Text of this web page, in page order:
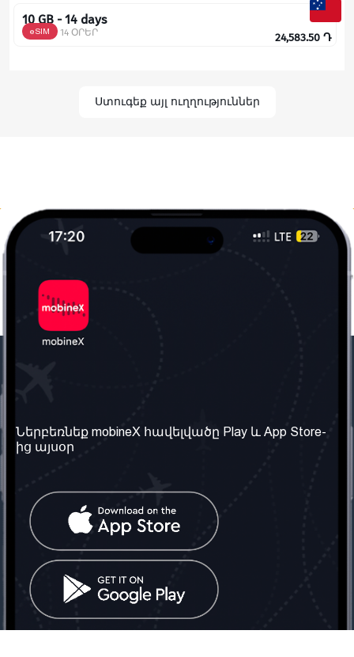
10 GB - 14 days
eSIM 14 ՕՐԵՐ 24,583.50 Դ
Ստուգեք այլ ուղղություններ
Մեր մասին
Մեր ծառայությունները
Պայմաններ և դրույթներ
Հաճախ տրվող հարցեր
Կապ մեզ հետ
Միացյալ
Թագավորություն: Մենք
գործընկեր ենք
փնտրում
Հայաստանում
Տարածել
սոցիալական
ցանցում
Ներբեռնեք mobineX հավելվածը Play և App Store-
ից այսօր